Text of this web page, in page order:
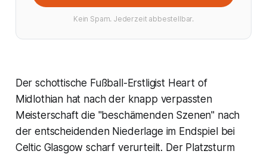
Kein Spam. Jederzeit abbestellbar.
Der schottische Fußball-Erstligist Heart of
Midlothian hat nach der knapp verpassten
Meisterschaft die "beschämenden Szenen" nach
der entscheidenden Niederlage im Endspiel bei
Celtic Glasgow scharf verurteilt. Der Platzsturm